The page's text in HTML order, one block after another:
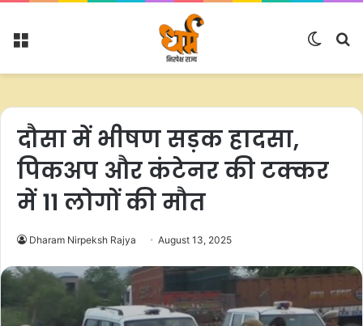
Menu
Switch
दौसा में भीषण सड़क हादसा,
पिकअप और कंटेनर की टक्कर
में 11 लोगों की मौत
Dharam Nirpeksh Rajya August 13, 2025